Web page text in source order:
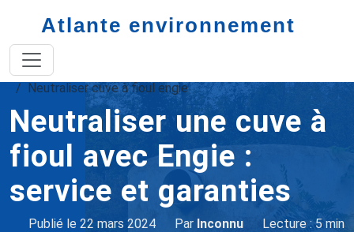
Atlante environnement
Accueil
Neutraliser cuve à fioul engie
Neutraliser une cuve à
fioul avec Engie :
service et garanties
Publié le 22 mars 2024 Par Inconnu Lecture : 5 min